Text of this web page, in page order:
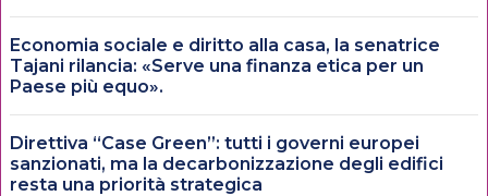
Economia sociale e diritto alla casa, la senatrice
Tajani rilancia: «Serve una finanza etica per un
Paese più equo».
Direttiva “Case Green”: tutti i governi europei
sanzionati, ma la decarbonizzazione degli edifici
resta una priorità strategica